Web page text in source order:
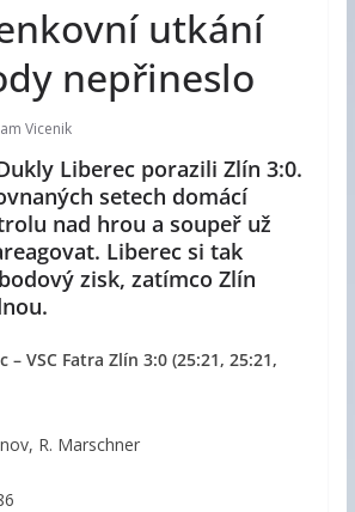
utkání
nepřineslo
Vicenik
Liberec porazili Zlín 3:0.
setech domácí
nad hrou a soupeř už
Liberec si tak
zisk, zatímco Zlín
– VSC Fatra Zlín 3:0 (25:21, 25:21,
R. Marschner